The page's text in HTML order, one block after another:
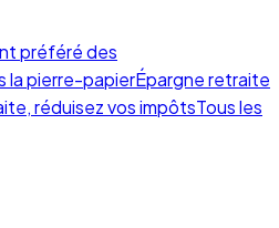
préféré des
la pierre-papierÉpargne retraite
réduisez vos impôtsTous les